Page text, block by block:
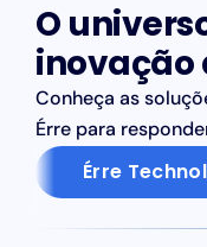
O
inovação
Conheça as
Érre para
Érre